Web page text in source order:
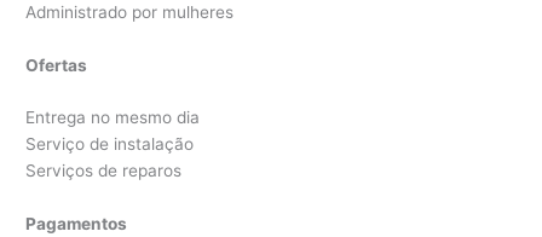
Administrado por mulheres
Ofertas
Entrega no mesmo dia
Serviço de instalação
Serviços de reparos
Pagamentos